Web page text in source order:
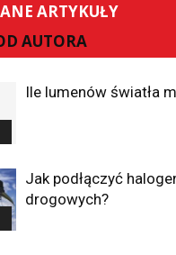
ARTYKUŁY
AUTORA
Ile lumenów światła
Jak podłączyć
drogowych?